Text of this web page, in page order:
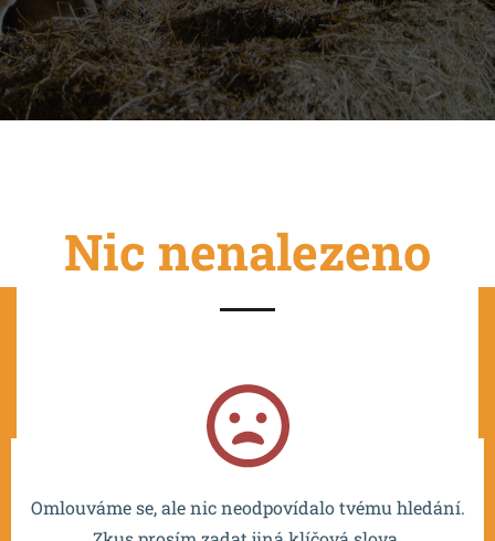
Nic nenalezeno
Omlouváme se, ale nic neodpovídalo tvému hledání.